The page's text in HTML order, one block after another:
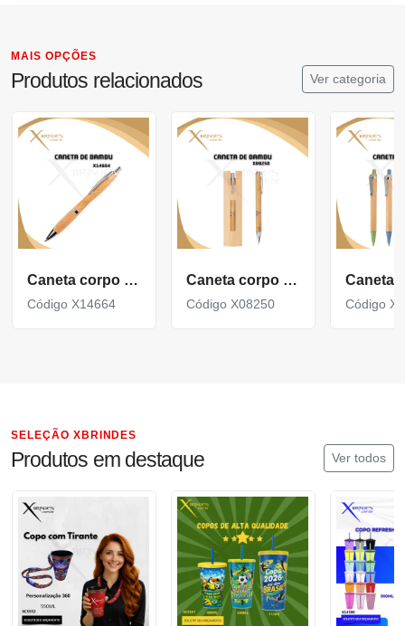
MAIS OPÇÕES
Produtos relacionados Ver categoria
Caneta corpo em Bambu acompanha Estojo de Papel X14664
Código X14664
Caneta corpo em Bambu com Clipe Metálico com acionamento por clique X08250
Código X08250 Código
SELEÇÃO XBRINDES
Produtos em destaque Ver todos